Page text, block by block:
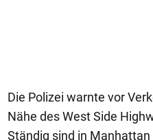
Die Polizei warnte vor
Nähe des West Side
Ständig sind in